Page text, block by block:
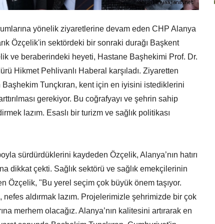
yönelik ziyaretlerine devam eden CHP Alanya
Özçelik'in sektördeki bir sonraki durağı Başkent
ve beraberindeki heyeti, Hastane Başhekimi Prof. Dr.
Hikmet Pehlivanlı Haberal karşıladı. Ziyaretten
Tunçkıran, kent için en iyisini istediklerini
gerekiyor. Bu coğrafyayı ve şehrin sahip
lazım. Esaslı bir turizm ve sağlık politikası
sürdürdüklerini kaydeden Özçelik, Alanya’nın hatırı
dikkat çekti. Sağlık sektörü ve sağlık emekçilerinin
Özçelik, "Bu yerel seçim çok büyük önem taşıyor.
aldırmak lazım. Projelerimizle şehrimizde bir çok
merhem olacağız. Alanya’nın kalitesini artırarak en